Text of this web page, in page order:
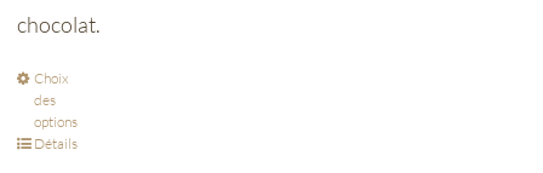
chocolat.
Choix
des
options
Détails